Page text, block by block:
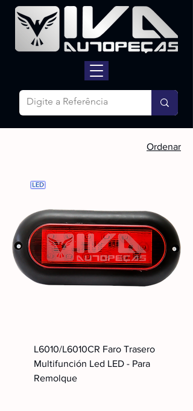
Ordenar
L6010/L6010CR Faro Trasero
Multifunción Led LED - Para
Remolque